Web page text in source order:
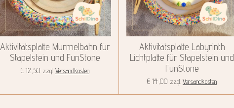
Aktivitätsplatte Murmelbahn für
Stapelstein und FunStone
€ 12,50 zzgl. Versandkosten
Aktivitätsplatte Labyrinth
Lichtplatte für Stapelstein und
FunStone
€ 14,00 zzgl.Versandkosten